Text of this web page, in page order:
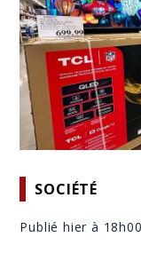
SOCIÉTÉ
Publié hier à 18h00